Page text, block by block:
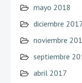
mayo 2018
diciembre
noviembre
septiembre
abril 2017